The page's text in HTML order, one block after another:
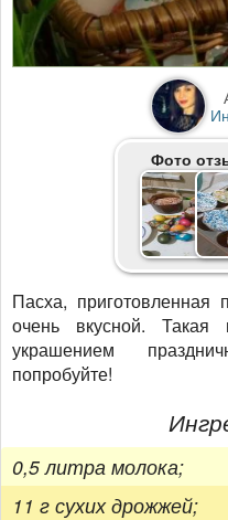
Фото
Пасха, приготовленная
очень вкусной. Такая
украшением
попробуйте!
0,5 литра молока;
11 г сухих дрожжей;